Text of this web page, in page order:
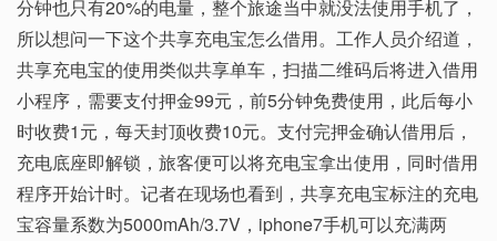
分钟也只有20%的电量，整个旅途当中就没法使用手机了，
所以想问一下这个共享充电宝怎么借用。工作人员介绍道，
共享充电宝的使用类似共享单车，扫描二维码后将进入借用
小程序，需要支付押金99元，前5分钟免费使用，此后每小
时收费1元，每天封顶收费10元。支付完押金确认借用后，
充电底座即解锁，旅客便可以将充电宝拿出使用，同时借用
程序开始计时。记者在现场也看到，共享充电宝标注的充电
宝容量系数为5000mAh/3.7V，iphone7手机可以充满两